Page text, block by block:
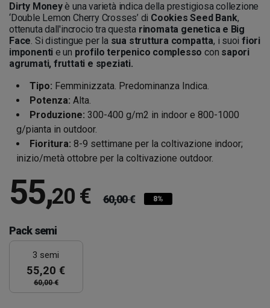
Dirty Moneyè una varietà indica della prestigiosa collezione
‘Double Lemon Cherry Crosses’ di Cookies Seed Bank,
ottenuta dall'incrocio tra questa rinomata genetica e Big
Face. Si distingue per la sua struttura compatta, i suoifiori
imponenti e un profilo terpenico complesso con sapori
agrumati, fruttati e speziati.
Tipo: Femminizzata. Predominanza Indica.
Potenza: Alta.
Produzione: 300-400 g/m2 in indoor e 800-1000
g/pianta in outdoor.
Fioritura: 8-9 settimane per la coltivazione indoor;
inizio/metà ottobre per la coltivazione outdoor.
55,20 € 60,00 € 8%
Pack semi
3 semi
55,20 €
60,00 €